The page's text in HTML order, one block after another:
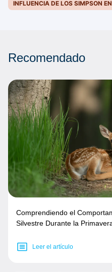
INFLUENCIA DE LOS SIMPSON
Recomendado
Comprendiendo el
Silvestre Durante la
Leer el artículo